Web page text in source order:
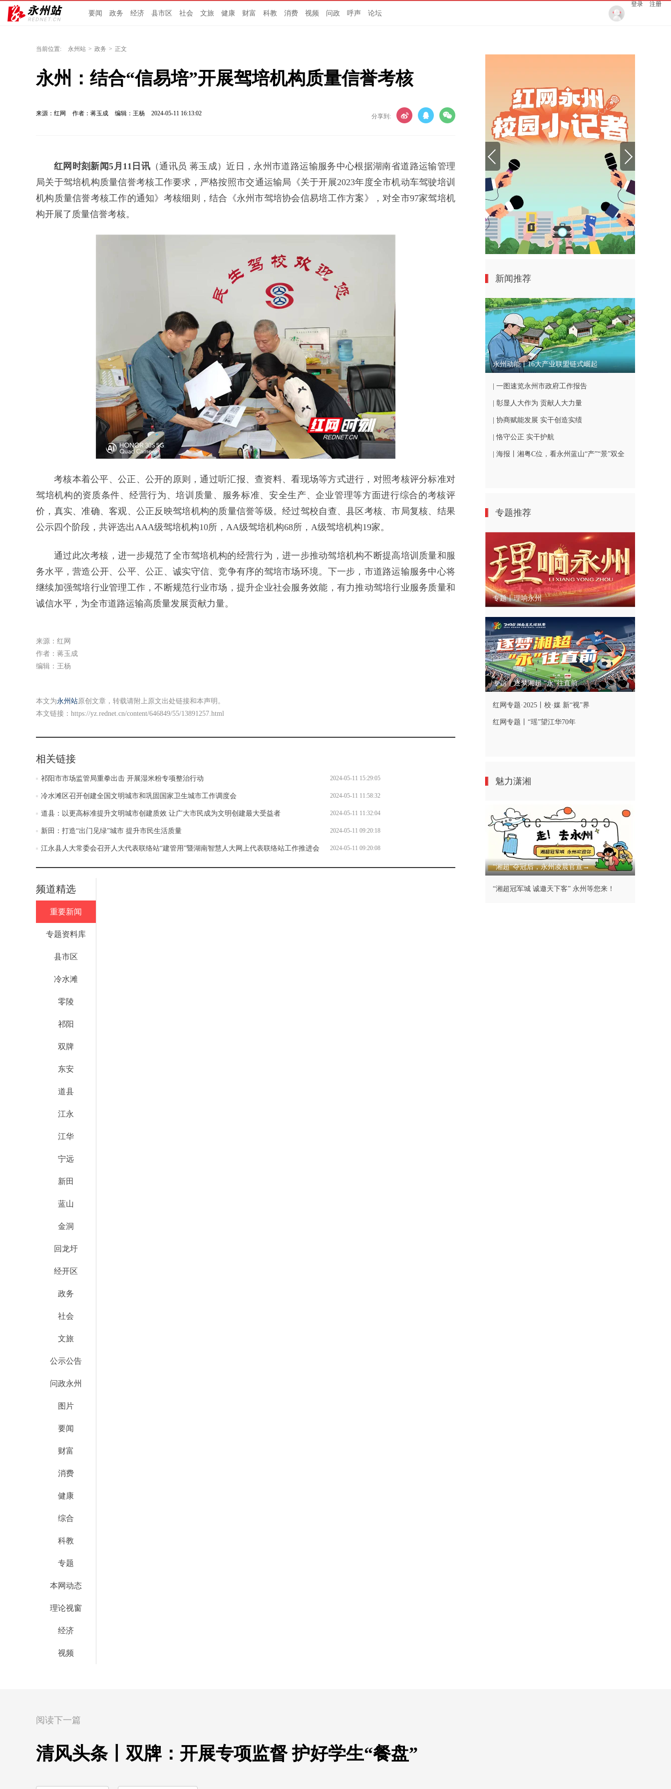
要闻 政务 经济 县市区 社会 文旅 健康 财富 科教 消费 视频 问政 呼声 论坛
登录 注册
当前位置: 永州站 > 政务 > 正文
永州：结合“信易培”开展驾培机构质量信誉考核
来源：红网 作者：蒋玉成 编辑：王杨 2024-05-11 16:13:02 分享到:
红网时刻新闻5月11日讯 （通讯员 蒋玉成）近日，永州市道路运输服务中心根据湖南省道路运输管理
局关于驾培机构质量信誉考核工作要求，严格按照市交通运输局《关于开展2023年度全市机动车驾驶培训
机构质量信誉考核工作的通知》考核细则，结合《永州市驾培协会信易培工作方案》，对全市97家驾培机
构开展了质量信誉考核。
考核本着公平、公正、公开的原则，通过听汇报、查资料、看现场等方式进行，对照考核评分标准对
驾培机构的资质条件、经营行为、培训质量、服务标准、安全生产、企业管理等方面进行综合的考核评
价，真实、准确、客观、公正反映驾培机构的质量信誉等级。经过驾校自查、县区考核、市局复核、结果
公示四个阶段，共评选出AAA级驾培机构10所，AA级驾培机构68所，A级驾培机构19家。
通过此次考核，进一步规范了全市驾培机构的经营行为，进一步推动驾培机构不断提高培训质量和服
务水平，营造公开、公平、公正、诚实守信、竞争有序的驾培市场环境。下一步，市道路运输服务中心将
继续加强驾培行业管理工作，不断规范行业市场，提升企业社会服务效能，有力推动驾培行业服务质量和
诚信水平，为全市道路运输高质量发展贡献力量。
来源：红网
作者：蒋玉成
编辑：王杨
本文为永州站原创文章，转载请附上原文出处链接和本声明。
本文链接： https://yz.rednet.cn/content/646849/55/13891257.html
相关链接
祁阳市市场监管局重拳出击 开展湿米粉专项整治行动 2024-05-11 15:29:05
冷水滩区召开创建全国文明城市和巩固国家卫生城市工作调度会 2024-05-11 11:58:32
道县：以更高标准提升文明城市创建质效 让广大市民成为文明创建最大受益者 2024-05-11 11:32:04
新田：打造“出门见绿”城市 提升市民生活质量 2024-05-11 09:20:18
江永县人大常委会召开人大代表联络站“建管用”暨湖南智慧人大网上代表联络站工作推进会 2024-05-11 09:20:08
频道精选
重要新闻
专题资料库
县市区
冷水滩
零陵
祁阳
双牌
东安
道县
江永
江华
宁远
新田
蓝山
金洞
回龙圩
经开区
政务
社会
文旅
公示公告
问政永州
图片
要闻
财富
消费
健康
综合
科教
专题
本网动态
理论视窗
经济
视频
新闻推荐
永州动能丨16大产业联盟链式崛起
| 一图速览永州市政府工作报告
| 彰显人大作为 贡献人大力量
| 协商赋能发展 实干创造实绩
| 恪守公正 实干护航
| 海报丨湘粤C位，看永州蓝山“产”“景”双全
专题推荐
专题丨理响永州
专题丨逐梦湘超 “永”往直前
红网专题·2025丨校·媒 新“视”界
红网专题丨“瑶”望江华70年
魅力潇湘
“湘超”夺冠后，永州凌晨官宣→
“湘超冠军城 诚邀天下客” 永州等您来！
阅读下一篇
清风头条丨双牌：开展专项监督 护好学生“餐盘”